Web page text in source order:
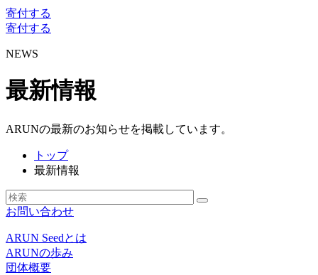
寄付する
寄付する
NEWS
最新情報
ARUNの最新のお知らせを掲載しています。
トップ
最新情報
お問い合わせ
ARUN Seedとは
ARUNの歩み
団体概要